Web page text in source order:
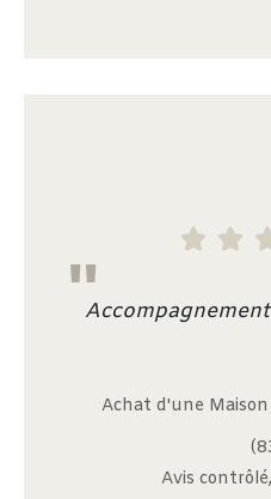
 
"
Achat d'une
Avis